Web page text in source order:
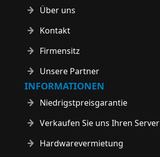
Über uns
Kontakt
Firmensitz
Unsere Partner
INFORMATIONEN
Niedrigstpreisgarantie
Verkaufen Sie uns Ihren Server
Hardwarevermietung